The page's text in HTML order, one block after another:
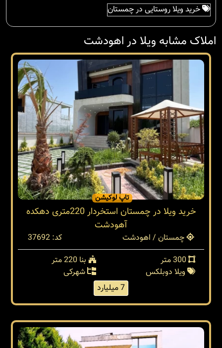
خرید ویلا روستایی در چمستان
املاک مشابه ویلا در اهودشت
تاپ لوکیشن
خرید ویلا در چمستان استخردار 220متری دهکده
آهودشت
چمستان / اهودشت
کد: 37692
بنا 220 متر
ویلا دوبلکس
شهرکی
7 میلیارد